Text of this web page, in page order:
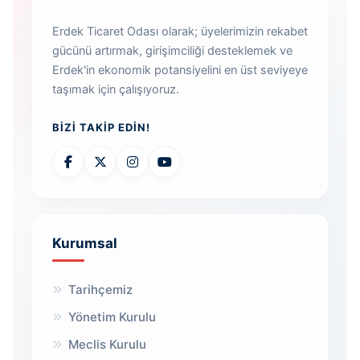
Erdek Ticaret Odası olarak; üyelerimizin rekabet
gücünü artırmak, girişimciliği desteklemek ve
Erdek'in ekonomik potansiyelini en üst seviyeye
taşımak için çalışıyoruz.
BIZI TAKIP EDIN!
Kurumsal
Tarihçemiz
Yönetim Kurulu
Meclis Kurulu